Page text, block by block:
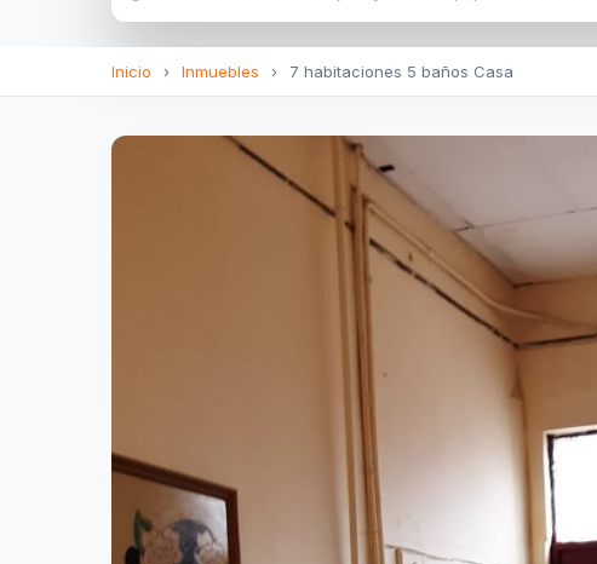
Inicio › Inmuebles › 7 habitaciones 5 baños Casa